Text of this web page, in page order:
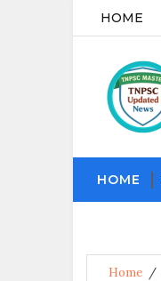
HOME
HOME
Home /